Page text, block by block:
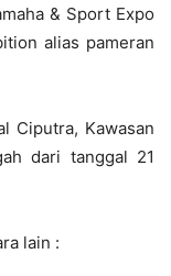
& Sport Expo
alias pameran
Ciputra, Kawasan
dari tanggal 21
lain :